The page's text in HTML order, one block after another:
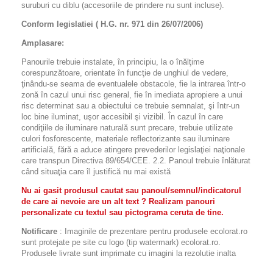
suruburi cu diblu (accesoriile de prindere nu sunt incluse).
Conform legislatiei ( H.G. nr. 971 din 26/07/2006)
Amplasare:
Panourile trebuie instalate, în principiu, la o înălţime
corespunzătoare, orientate în funcţie de unghiul de vedere,
ţinându-se seama de eventualele obstacole, fie la intrarea într-o
zonă în cazul unui risc general, fie în imediata apropiere a unui
risc determinat sau a obiectului ce trebuie semnalat, şi într-un
loc bine iluminat, uşor accesibil şi vizibil. În cazul în care
condiţiile de iluminare naturală sunt precare, trebuie utilizate
culori fosforescente, materiale reflectorizante sau iluminare
artificială, fără a aduce atingere prevederilor legislaţiei naţionale
care transpun Directiva 89/654/CEE. 2.2. Panoul trebuie înlăturat
când situaţia care îl justifică nu mai există
Nu ai gasit produsul cautat sau panoul/semnul/indicatorul
de care ai nevoie are un alt text ? Realizam panouri
personalizate cu textul sau pictograma ceruta de tine.
Notificare : Imaginile de prezentare pentru produsele ecolorat.ro
sunt protejate pe site cu logo (tip watermark) ecolorat.ro.
Produsele livrate sunt imprimate cu imagini la rezolutie inalta